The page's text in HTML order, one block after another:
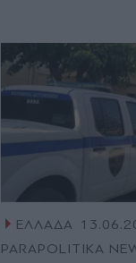
ΕΛΛΑΔΑ
PARAPOLITIKA